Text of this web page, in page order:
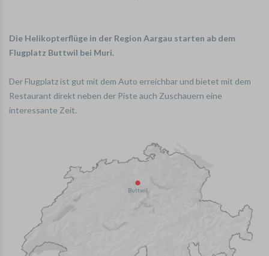
Die Helikopterflüge in der Region Aargau starten ab dem
Flugplatz Buttwil bei Muri.
Der Flugplatz ist gut mit dem Auto erreichbar und bietet mit dem
Restaurant direkt neben der Piste auch Zuschauern eine
interessante Zeit.
Buttwil